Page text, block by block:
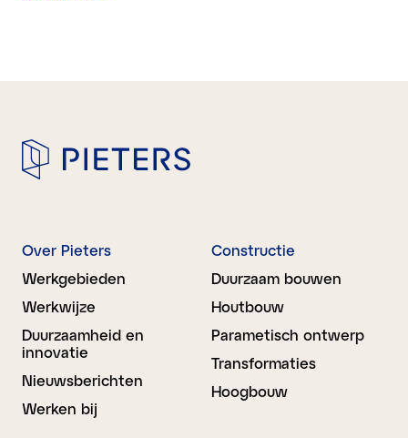
Over Pieters
Werkgebieden
Werkwijze
Duurzaamheid en
innovatie
Nieuwsberichten
Werken bij
Constructie
Duurzaam bouwen
Houtbouw
Parametisch ontwerp
Transformaties
Hoogbouw